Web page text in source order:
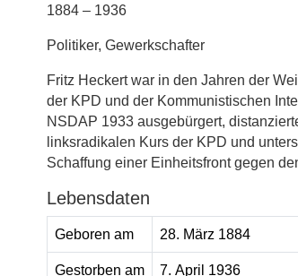
1884 – 1936
Politiker, Gewerkschafter
Fritz Heckert war in den Jahren der
der KPD und der Kommunistischen
NSDAP 1933 ausgebürgert,
linksradikalen Kurs der KPD und
Schaffung einer Einheitsfront gegen
Lebensdaten
Geboren am 28. März 1884
Gestorben am 7. April 1936